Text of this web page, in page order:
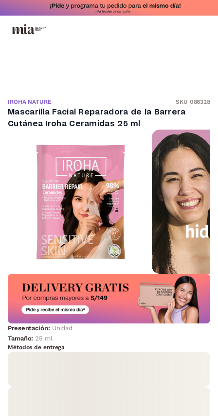
IROHA NATURE SKU 086328
Mascarilla Facial Reparadora de la Barrera
Cutánea Iroha Ceramidas 25 ml
Presentación: Unidad
Tamaño: 25 ml
Métodos de entrega